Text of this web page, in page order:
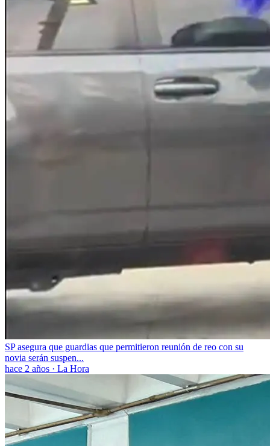
SP asegura que guardias que permitieron reunión de reo con su
novia serán suspen...
hace 2 años · La Hora